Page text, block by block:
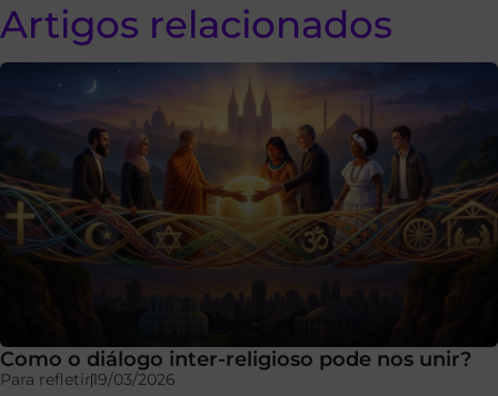
Artigos relacionados
Como o diálogo inter-religioso pode nos unir?
Para refletir19/03/2026